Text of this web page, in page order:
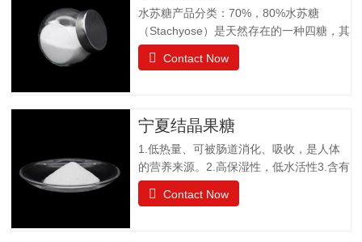
水苏糖产品分类：70%，80%水苏糖
（Stachyose）是天然存在的一种四糖，其
结构有两个半乳糖、一个葡萄糖和一个果
糖组成。是一种非还原性功能低聚糖，水
口感清爽，无异味；作为普通食品生产经
营。物理特性：甜度为蔗糖的22%易溶于
水，溶解度为130g（20℃），不同于乙
醚、乙醇等有机溶剂保湿性和吸湿性均小
于蔗糖，但高于高果糖浆渗透压与蔗糖相
差不大水苏糖没有还原性可添加在液体食
Contact Now
宁夏结晶果糖
1.低热量、可被肠道消化、吸收，是人体
的营养来源。2.高保湿性，低水活性3.含有
醛基，可发生美拉德反应，使烘焙食品上
色。 4.冰点降低能力5.不易结晶性6.与其
Contact Now